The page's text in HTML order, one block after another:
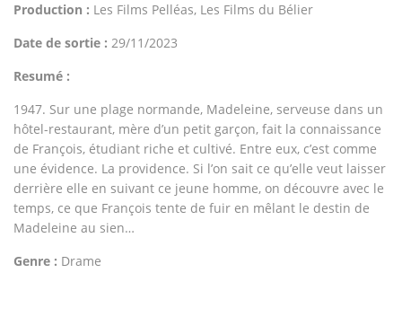
Production : Les Films Pelléas, Les Films du Bélier
Date de sortie : 29/11/2023
Resumé :
1947. Sur une plage normande, Madeleine, serveuse dans un
hôtel-restaurant, mère d’un petit garçon, fait la connaissance
de François, étudiant riche et cultivé. Entre eux, c’est comme
une évidence. La providence. Si l’on sait ce qu’elle veut laisser
derrière elle en suivant ce jeune homme, on découvre avec le
temps, ce que François tente de fuir en mêlant le destin de
Madeleine au sien…
Genre : Drame